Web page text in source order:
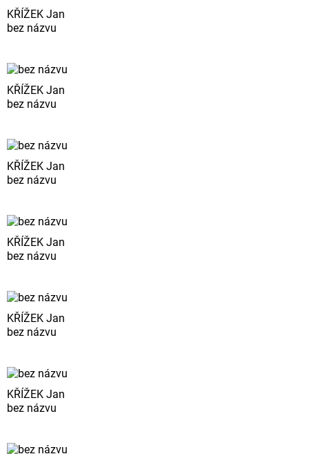
KŘÍŽEK Jan
bez názvu
KŘÍŽEK Jan
bez názvu
KŘÍŽEK Jan
bez názvu
KŘÍŽEK Jan
bez názvu
KŘÍŽEK Jan
bez názvu
KŘÍŽEK Jan
bez názvu